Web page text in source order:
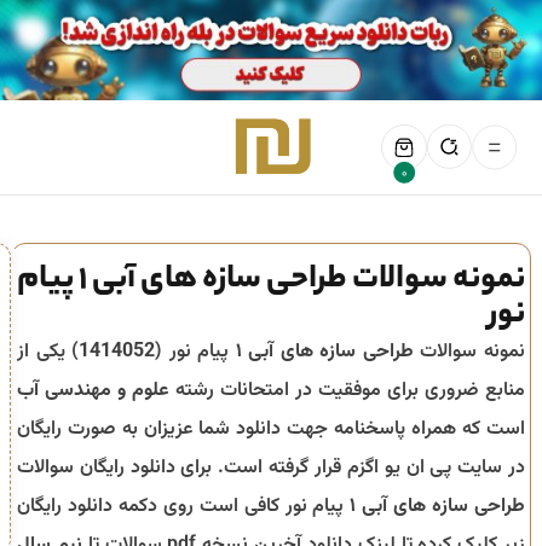
0
نمونه سوالات طراحی سازه های آبی ۱ پیام
نور
نمونه سوالات طراحی سازه های آبی ۱ پیام نور (1414052) یکی از
منابع ضروری برای موفقیت در امتحانات رشته علوم و مهندسی آب
است که همراه پاسخنامه جهت دانلود شما عزیزان به صورت رایگان
در سایت پی ان یو اگزم قرار گرفته است. برای دانلود رایگان سوالات
طراحی سازه های آبی ۱ پیام نور کافی است روی دکمه دانلود رایگان